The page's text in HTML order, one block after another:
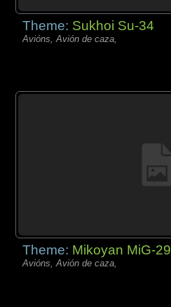
Theme: Sukhoi Su-34
Avións, Avión de caza,
Theme: Mikoyan MiG-29
Avións, Avión de caza,